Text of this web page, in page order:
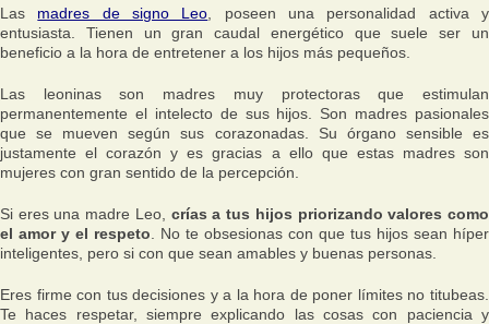
Las madres de signo Leo , poseen una personalidad activa y
entusiasta. Tienen un gran caudal energético que suele ser un
beneficio a la hora de entretener a los hijos más pequeños.
Las leoninas son madres muy protectoras que estimulan
permanentemente el intelecto de sus hijos. Son madres pasionales
que se mueven según sus corazonadas. Su órgano sensible es
justamente el corazón y es gracias a ello que estas madres son
mujeres con gran sentido de la percepción.
Si eres una madre Leo, crías a tus hijos priorizando valores como
el amor y el respeto . No te obsesionas con que tus hijos sean híper
inteligentes, pero si con que sean amables y buenas personas.
Eres firme con tus decisiones y a la hora de poner límites no titubeas.
Te haces respetar, siempre explicando las cosas con paciencia y